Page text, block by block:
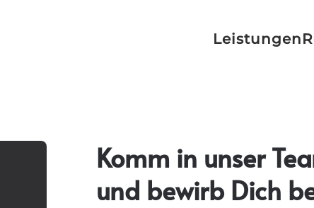
Leistungen
Komm in unser
und bewirb Dich